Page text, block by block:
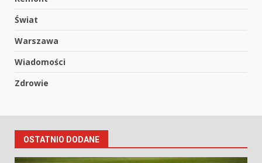
Świat
Warszawa
Wiadomości
Zdrowie
OSTATNIO DODANE